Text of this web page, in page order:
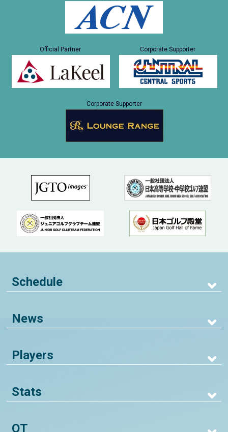
Official Partner Corporate Supporter
Corporate Supporter
Schedule
News
Players
Stats
QT